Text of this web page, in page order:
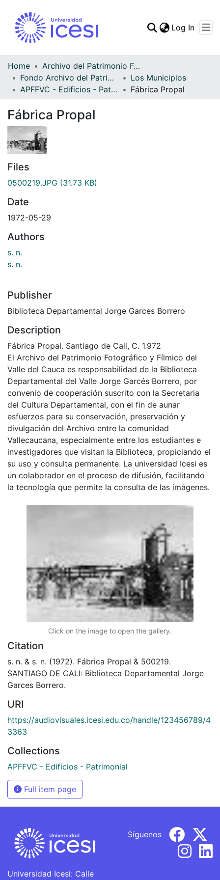
Statistics
Log In
Home
Archivo del Patrimonio Fotográfico y Fílmico del Valle del Cauca
Fondo Archivo del Patrimonio Fotográfico y Fílmico del Valle del Cauca
Los Municipios
APFFVC - Edificios - Patrimonial
Fábrica Propal
Fábrica Propal
Files
0500219.JPG (31.73 KB)
Date
1972-05-29
Authors
s. n.
s. n.
Publisher
Biblioteca Departamental Jorge Garces Borrero
Description
Fábrica Propal. Santiago de Cali, C. 1.972
El Archivo del Patrimonio Fotográfico y Fílmico del
Valle del Cauca es responsabilidad de la Biblioteca
Departamental del Valle Jorge Garcés Borrero, por
convenio de cooperación suscrito con la Secretaria
del Cultura Departamental, con el fin de aunar
esfuerzos para su conservación, preservación y
divulgación del Archivo entre la comunidad
Vallecaucana, especialmente entre los estudiantes e
investigadores que visitan la Biblioteca, propiciando el
su uso y consulta permanente. La universidad Icesi es
un colaborador en el proceso de difusión, facilitando
la tecnología que permite la consulta de las imágenes.
Click on the image to open the gallery.
Citation
s. n. & s. n. (1972). Fábrica Propal & 500219.
SANTIAGO DE CALI: Biblioteca Departamental Jorge
Garces Borrero.
URI
https://audiovisuales.icesi.edu.co/handle/123456789/4
3363
Collections
APFFVC - Edificios - Patrimonial
Full item page
Universidad Icesi: Calle
Síguenos